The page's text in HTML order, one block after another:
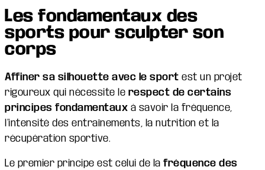
Les fondamentaux des
sports pour sculpter son
corps
Affiner sa silhouette avec le sport est un projet
rigoureux qui nécessite le respect de certains
principes fondamentaux à savoir la fréquence,
l’intensité des entraînements, la nutrition et la
récupération sportive.
Le premier principe est celui de la fréquence des